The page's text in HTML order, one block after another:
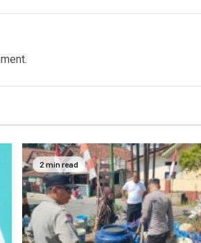
2 min read